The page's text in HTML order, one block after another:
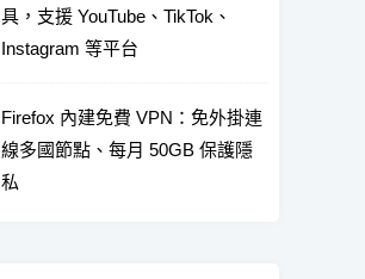
具，支援 YouTube、TikTok、
Instagram 等平台
Firefox 內建免費 VPN：免外掛連
線多國節點、每月 50GB 保護隱
私